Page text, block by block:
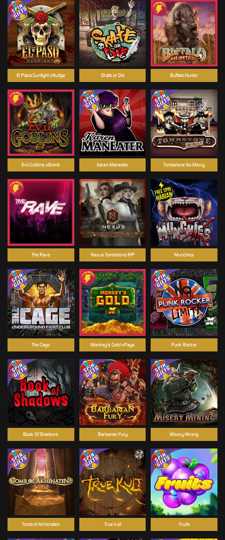
Munchies
Skate or Die
Nexus Tombstone RIP
Tombstone No Mercy
Book Of Shadows
The Cage
El Pasa Gunfight xNudge
Monkey's Gold xPays
Barbarian Fury
Tomb of Akhenaten
Evil Goblins xBomb
Fruits
Buffalo Hunter
Punk Rocker
Misery Mining
Karen Maneater
True kult
The Rave